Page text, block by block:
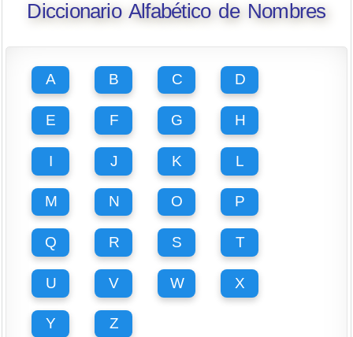
Diccionario Alfabético de Nombres
A B C D
E F G H
I J K L
M N O P
Q R S T
U V W X
Y Z